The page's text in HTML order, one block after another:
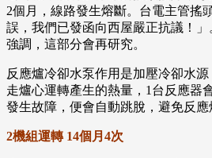
2個月，線路發生熔斷。台電主管搖
誤，我們已發函向西屋嚴正抗議！
強調，這部分會再研究。
反應爐冷卻水泵作用是加壓冷卻水
走爐心運轉產生的熱量，1台反應器
發生故障，便會自動跳脫，避免反應
2機組運轉 14個月4次